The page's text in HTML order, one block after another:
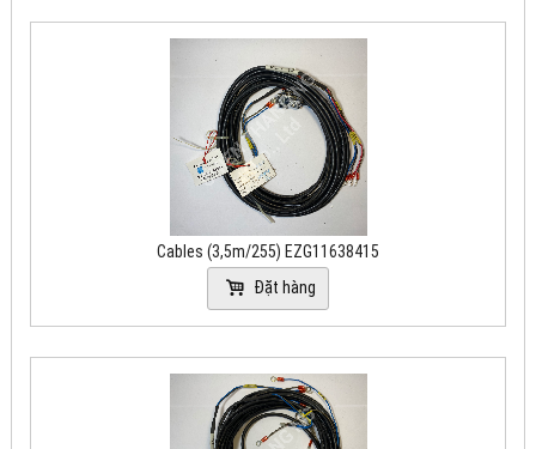
Cables (3,5m/255) EZG11638415
Đặt hàng